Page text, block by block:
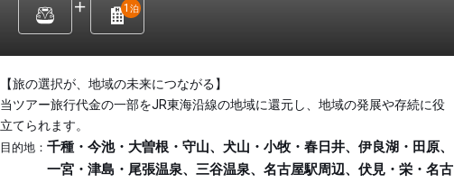
1 泊
【旅の選択が、地域の未来につながる】
当ツアー旅行代金の一部をJR東海沿線の地域に還元し、地域の発展や存続に役
立てられます。
目的地： 千種・今池・大曽根・守山、犬山・小牧・春日井、伊良湖・田原、
一宮・津島・尾張温泉、三谷温泉、名古屋駅周辺、伏見・栄・名古